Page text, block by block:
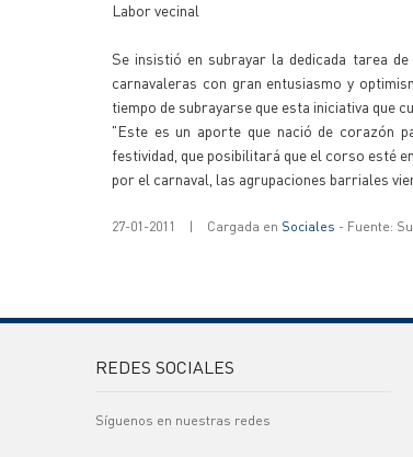
Labor vecinal
Se insistió en subrayar la dedicada tarea
carnavaleras con gran entusiasmo y
tiempo de subrayarse que esta iniciativa que
"Este es un aporte que nació de corazón
festividad, que posibilitará que el corso esté
por el carnaval, las agrupaciones barriales
27-01-2011 | Cargada en Sociales - Fuente:
REDES SOCIALES
Síguenos en nuestras redes